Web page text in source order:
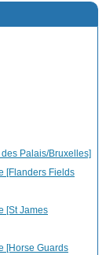
Palais/Bruxelles]
[Flanders Fields
[St James
[Horse Guards